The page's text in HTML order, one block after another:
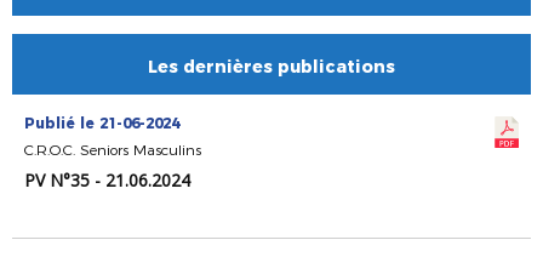
Les dernières publications
Publié le 21-06-2024
C.R.O.C. Seniors Masculins
PV N°35 - 21.06.2024